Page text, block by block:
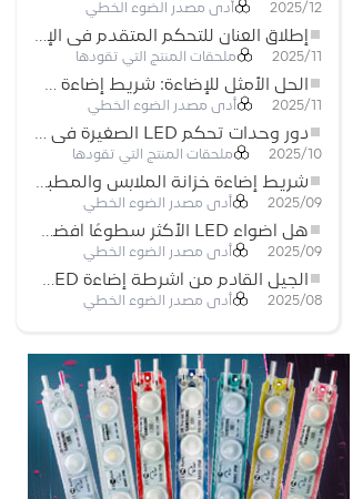
2025/12 أدى مصدر الضوء الخطي
إطلاق العنان للتحكم المتقدم في الإضاءة: المزايا الرئيسية لجهاز التحكم RGBW 5–24 فولت
2025/11 ملحقات المنتج التي تقودها
الحل الأمثل للإضاءة: شريط إضاءة LED مرن عالي الكثافة COB FOB للإضاءة الحديثة
2025/11 أدى مصدر الضوء الخطي
دور وحدات تحكم LED الصغيرة في مشاريع إضاءة شريط LED
2025/10 ملحقات المنتج التي تقودها
شريط إضاءة خزانة الملابس والمطبخ: شريط COB LED اللمسي الذي يعيد تعريف الإضاءة المنزلية والتجارية
2025/09 أدى مصدر الضوء الخطي
هل أضواء LED الأكثر سطوعًا أفضل؟
2025/09 أدى مصدر الضوء الخطي
الجيل القادم من أشرطة إضاءة LED: قابلة للقطع بحرية لإمكانيات غير محدودة
2025/08 أدى مصدر الضوء الخطي